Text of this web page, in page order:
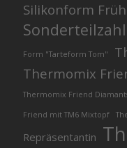
Silikonform
Form "Tarteform Tom"
Thermomix
Thermomix Friend
Friend mit TM6 Mixtopf
Repräsentantin